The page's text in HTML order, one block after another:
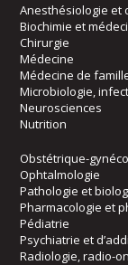
Anesthésiologie et
Biochimie et
Chirurgie
Médecine
Médecine de
Microbiologie,
Neurosciences
Nutrition
Obstétrique-
Ophtalmologie
Pathologie et
Pharmacologie et
Pédiatrie
Psychiatrie et
Radiologie, radio-